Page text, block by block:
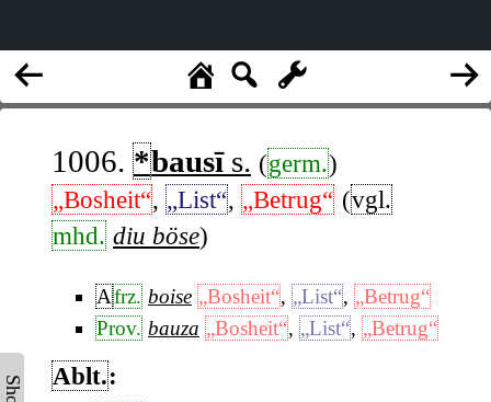
1006. *bausīs. (germ.)
„Bosheit“, „List“, „Betrug“ (vgl.
mhd. diu böse)
Afrz. boise „Bosheit“, „List“, „Betrug“
Prov. bauza „Bosheit“, „List“, „Betrug“
Ablt.: